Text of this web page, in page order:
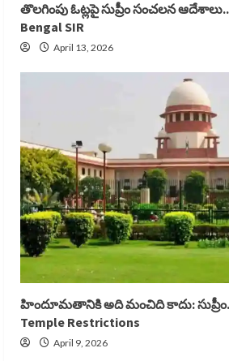
తొలగింపు ఓట్లపై సుప్రీం సంచలన ఆదేశాలు..
Bengal SIR
April 13, 2026
హిందూమతానికి అది మంచిది కాదు:
Temple Restrictions
April 9, 2026